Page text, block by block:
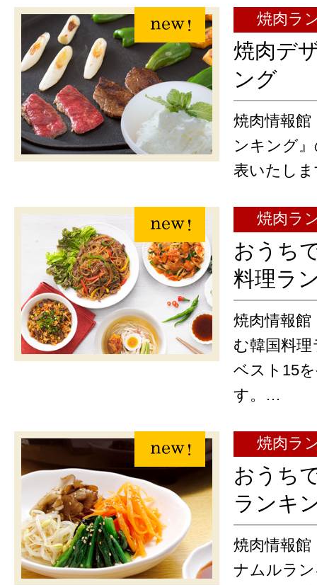
焼肉ラ
焼肉デ
ング
焼肉情報
ンキング
表いたし
焼肉ラ
おうち
料理ラ
焼肉情報
む韓国料
ベスト15
す。…
焼肉ラ
おうち
ランキ
焼肉情報
ナムルラ